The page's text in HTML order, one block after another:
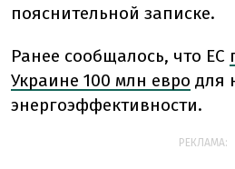
пояснительной записке.
Ранее сообщалось, что ЕС
Украине 100 млн евро для
энергоэффективности.
РЕКЛАМА: